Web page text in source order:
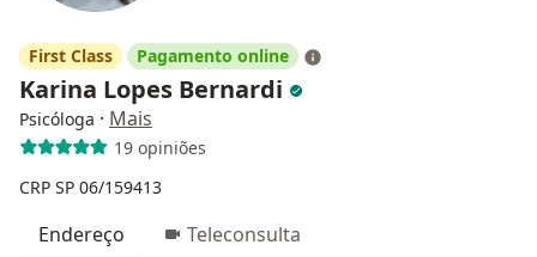
First Class Pagamento online
Karina Lopes Bernardi
Psicóloga · Mais
19 opiniões
CRP SP 06/159413
Endereço Teleconsulta